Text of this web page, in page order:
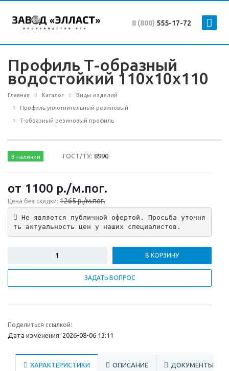
8 (800) 555-17-72
Профиль Т-образный
водостойкий 110х10х110
Главная Каталог Виды изделий
Профиль уплотнительный резиновый
Т-образный резиновый профиль
В наличии ГОСТ/ТУ:8990
от 1100 р./м.пог.
Цена без скидки: 1265 р./м.пог.
Не является публичной офертой. Просьба уточня
ть актуальность цен у наших специалистов.
В КОРЗИНУ
ЗАДАТЬ ВОПРОС
Поделиться ссылкой:
Дата изменения: 2026-08-06 13:11
ХАРАКТЕРИСТИКИ ОПИСАНИЕ ДОКУМЕНТЫ